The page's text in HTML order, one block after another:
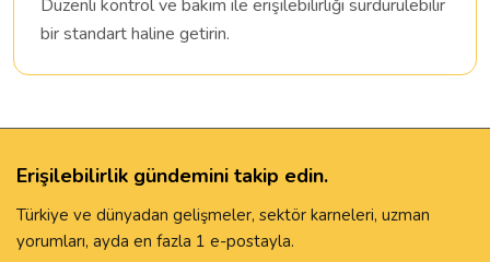
Düzenli kontrol ve bakım ile erişilebilirliği sürdürülebilir
bir standart haline getirin.
Erişilebilirlik gündemini takip edin.
Türkiye ve dünyadan gelişmeler, sektör karneleri, uzman
yorumları, ayda en fazla 1 e-postayla.